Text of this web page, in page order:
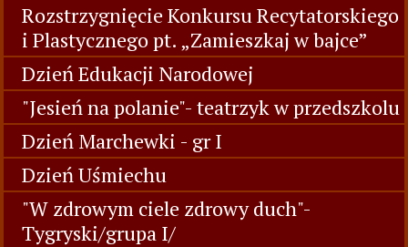
Rozstrzygnięcie Konkursu Recytatorskiego
i Plastycznego pt. „Zamieszkaj w bajce”
Dzień Edukacji Narodowej
"Jesień na polanie"- teatrzyk w przedszkolu
Dzień Marchewki - gr I
Dzień Uśmiechu
"W zdrowym ciele zdrowy duch"-
Tygryski/grupa I/